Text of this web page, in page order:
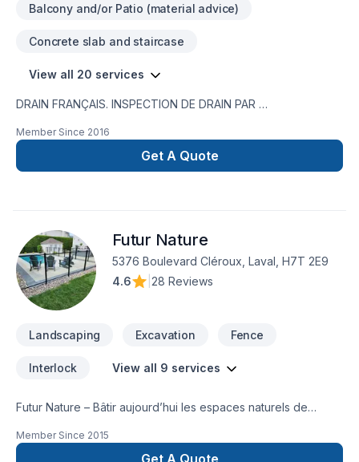
Balcony and/or Patio (material advice)
Concrete slab and staircase
View all 20 services
DRAIN FRANÇAIS. INSPECTION DE DRAIN PAR
FONDATION,MEMBRANE ÉLASTOMÈRE,MEMBRANE
DELTA,MARGELLE,CHEMINÉE DE NETTOYAGE,DRAIN
SANITAIRE,LIGNE A EAU NOUVEAU SERVICE EN 2023 ;
CONSTRUCTION ,FOSSÉ,DÉMOLITION PISCINE CREUSER ET
MAISON,.TERRASSEMENT ,PAVÉ UNI,
Member Since 2016
Get A Quote
Futur Nature
5376 Boulevard Cléroux, Laval, H7T 2E9
4.6
28 Reviews
Landscaping Excavation Fence
Interlock View all 9 services
Futur Nature – Bâtir aujourd’hui les espaces naturels de
choix pour réaliser vos travaux d’aménagement
paysager.Futur Nature – Aménagement extérieur et projets
Member Since 2015
Get A Quote